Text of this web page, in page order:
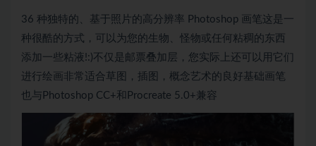
36 种独特的、基于照片的高分辨率 Photoshop 画笔这是一
种很酷的方式，可以为您的生物、怪物或任何粘稠的东西
添加一些粘液!:)不仅是邮票叠加层，您实际上还可以用它们
进行绘画非常适合草图，插图，概念艺术的良好基础画笔
也与Photoshop CC+和Procreate 5.0+兼容